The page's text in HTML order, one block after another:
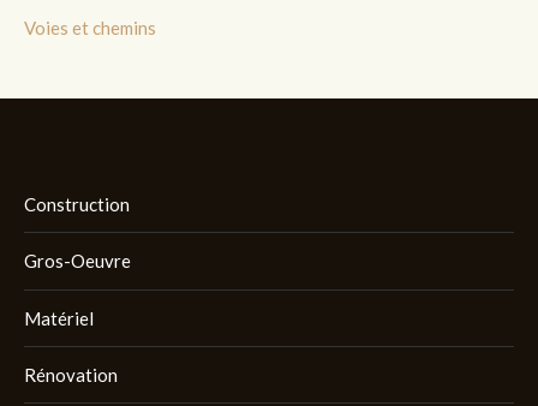
Voies et chemins
Construction
Gros-Oeuvre
Matériel
Rénovation